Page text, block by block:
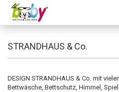
STRANDHAUS & Co.
DESIGN STRANDHAUS & Co. mit
Bettwäsche, Bettschutz, Himmel,